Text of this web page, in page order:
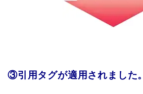
③引用タグが適用されました。